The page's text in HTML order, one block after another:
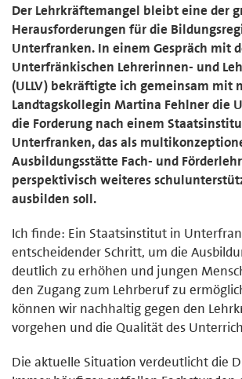
Der Lehrkräftemangel bleibt eine der
Herausforderungen für die
Unterfranken. In einem Gespräch mit
Unterfränkischen Lehrerinnen- und
(ULLV) bekräftigte ich gemeinsam mit
Landtagskollegin Martina Fehlner die
die Forderung nach einem
Unterfranken, das als
Ausbildungsstätte Fach- und
perspektivisch weiteres
ausbilden soll.
Ich finde: Ein Staatsinstitut in
entscheidender Schritt, um die
deutlich zu erhöhen und jungen
den Zugang zum Lehrberuf zu
können wir nachhaltig gegen den
vorgehen und die Qualität des
Die aktuelle Situation verdeutlicht die